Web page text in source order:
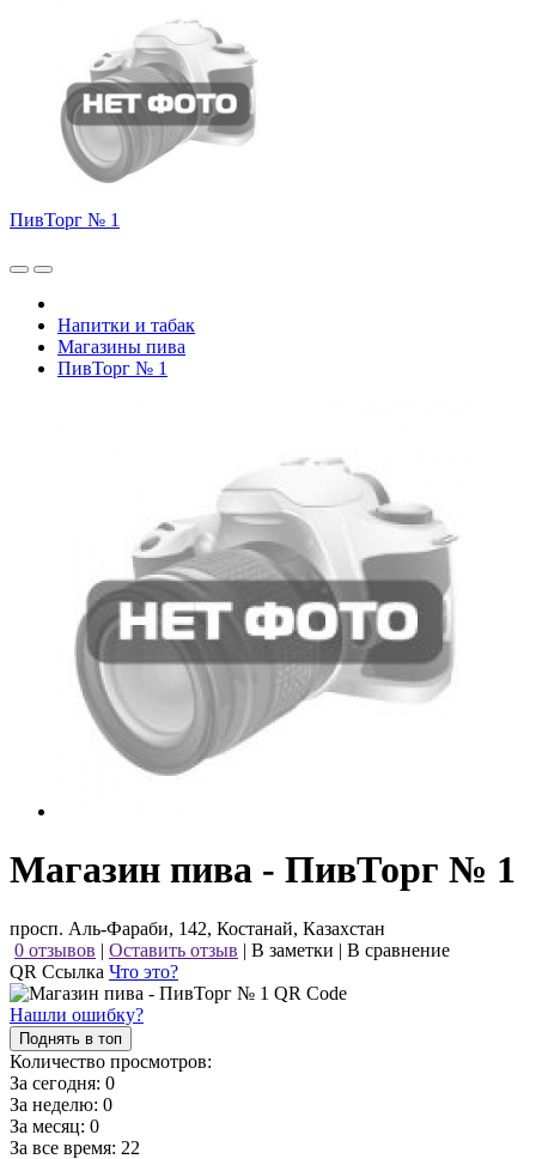
ПивТорг № 1
Напитки и табак
Магазины пива
ПивТорг № 1
Магазин пива - ПивТорг № 1
просп. Аль-Фараби, 142, Костанай, Казахстан
0 отзывов | Оставить отзыв | В заметки | В сравнение
QR Ссылка Что это?
Нашли ошибку?
Поднять в топ
Количество просмотров:
За сегодня: 0
За неделю: 0
За месяц: 0
За все время: 22